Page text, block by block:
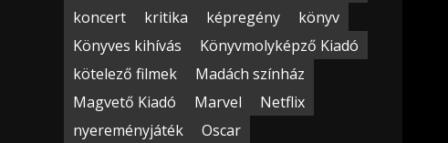
koncert
kritika képregény
könyv
Könyves kihívás
Könyvmolyképző Kiadó
kötelező filmek
Madách színház
Magvető Kiadó
Marvel
Netflix
nyereményjáték
Oscar